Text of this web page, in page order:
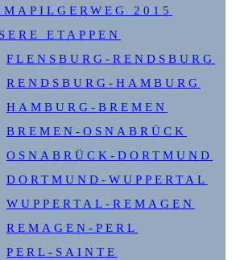
2015
ETAPPEN
FLENSBURG-RENDSBURG
RENDSBURG-HAMBURG
HAMBURG-BREMEN
BREMEN-OSNABRÜCK
OSNABRÜCK-DORTMUND
DORTMUND-WUPPERTAL
WUPPERTAL-REMAGEN
REMAGEN-PERL
PERL-SAINTE